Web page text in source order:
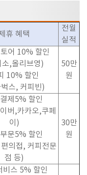
휴 혜택
전월
실적
어 10% 할인
소,올리브영)
10% 할인
스, 커피빈)
50만
원
제 5% 할인
버 ,카카오,쿠페
이 )
문5% 할인
편의접, 커피전문
점 등)
30만
원
비스 5% 할인